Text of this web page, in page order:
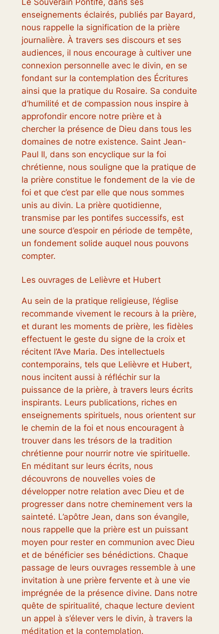
Le Souverain Pontife, dans ses
enseignements éclairés, publiés par Bayard,
nous rappelle la signification de la prière
journalière. À travers ses discours et ses
audiences, il nous encourage à cultiver une
connexion personnelle avec le divin, en se
fondant sur la contemplation des Écritures
ainsi que la pratique du Rosaire. Sa conduite
d’humilité et de compassion nous inspire à
approfondir encore notre prière et à
chercher la présence de Dieu dans tous les
domaines de notre existence. Saint Jean-
Paul II, dans son encyclique sur la foi
chrétienne, nous souligne que la pratique de
la prière constitue le fondement de la vie de
foi et que c’est par elle que nous sommes
unis au divin. La prière quotidienne,
transmise par les pontifes successifs, est
une source d’espoir en période de tempête,
un fondement solide auquel nous pouvons
compter.
Les ouvrages de Lelièvre et Hubert
Au sein de la pratique religieuse, l’église
recommande vivement le recours à la prière,
et durant les moments de prière, les fidèles
effectuent le geste du signe de la croix et
récitent l’Ave Maria. Des intellectuels
contemporains, tels que Lelièvre et Hubert,
nous incitent aussi à réfléchir sur la
puissance de la prière, à travers leurs écrits
inspirants. Leurs publications, riches en
enseignements spirituels, nous orientent sur
le chemin de la foi et nous encouragent à
trouver dans les trésors de la tradition
chrétienne pour nourrir notre vie spirituelle.
En méditant sur leurs écrits, nous
découvrons de nouvelles voies de
développer notre relation avec Dieu et de
progresser dans notre cheminement vers la
sainteté. L’apôtre Jean, dans son évangile,
nous rappelle que la prière est un puissant
moyen pour rester en communion avec Dieu
et de bénéficier ses bénédictions. Chaque
passage de leurs ouvrages ressemble à une
invitation à une prière fervente et à une vie
imprégnée de la présence divine. Dans notre
quête de spiritualité, chaque lecture devient
un appel à s’élever vers le divin, à travers la
méditation et la contemplation.